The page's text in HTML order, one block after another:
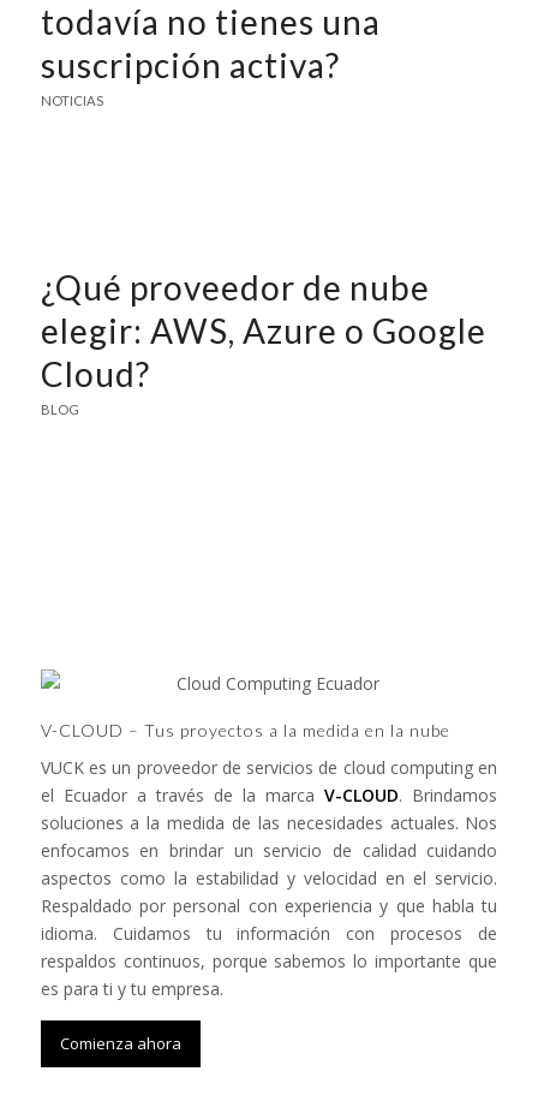
todavía no tienes una
suscripción activa?
NOTICIAS
¿Qué proveedor de nube
elegir: AWS, Azure o Google
Cloud?
BLOG
V-CLOUD – Tus proyectos a la medida en la nube
VUCK es un proveedor de servicios de cloud computing en
el Ecuador a través de la marcaV-CLOUD. Brindamos
soluciones a la medida de las necesidades actuales. Nos
enfocamos en brindar un servicio de calidad cuidando
aspectos como la estabilidad y velocidad en el servicio.
Respaldado por personal con experiencia y que habla tu
idioma. Cuidamos tu información con procesos de
respaldos continuos, porque sabemos lo importante que
es para ti y tu empresa.
Comienza ahora